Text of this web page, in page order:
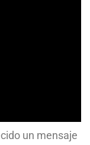
un mensaje